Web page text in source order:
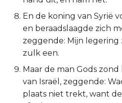
1 Timótheüs
2 Timótheüs
Titus
En de koning van Syrië
en beraadslaagde zich
zeggende: Mijn legering
zulk een.
Maar de man Gods
van Israël, zeggende:
plaats niet trekt, want